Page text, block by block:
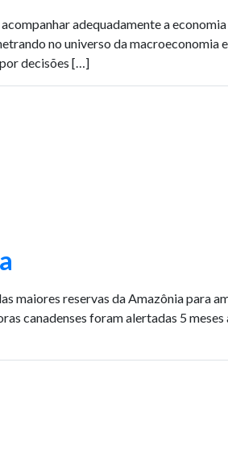
adequadamente a
no universo da macroeconomia
decisões […]
maiores reservas da Amazônia para
canadenses foram alertadas 5